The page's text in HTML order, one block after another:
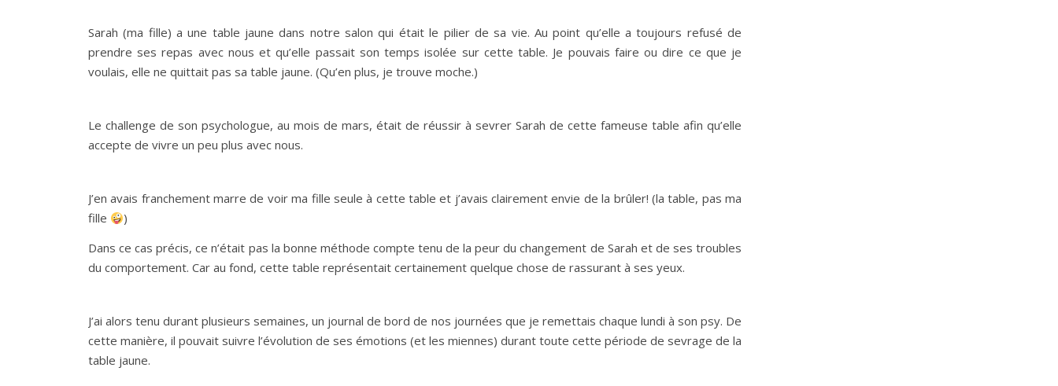
Sarah (ma fille) a une table jaune dans notre salon qui était le pilier de sa vie. Au point qu’elle a toujours refusé de
prendre ses repas avec nous et qu’elle passait son temps isolée sur cette table. Je pouvais faire ou dire ce que je
voulais, elle ne quittait pas sa table jaune. (Qu’en plus, je trouve moche.)
Le challenge de son psychologue, au mois de mars, était de réussir à sevrer Sarah de cette fameuse table afin qu’elle
accepte de vivre un peu plus avec nous.
J’en avais franchement marre de voir ma fille seule à cette table et j’avais clairement envie de la brûler! (la table, pas ma
fille
)
Dans ce cas précis, ce n’était pas la bonne méthode compte tenu de la peur du changement de Sarah et de ses troubles
du comportement. Car au fond, cette table représentait certainement quelque chose de rassurant à ses yeux.
J’ai alors tenu durant plusieurs semaines, un journal de bord de nos journées que je remettais chaque lundi à son psy. De
cette manière, il pouvait suivre l’évolution de ses émotions (et les miennes) durant toute cette période de sevrage de la
table jaune.